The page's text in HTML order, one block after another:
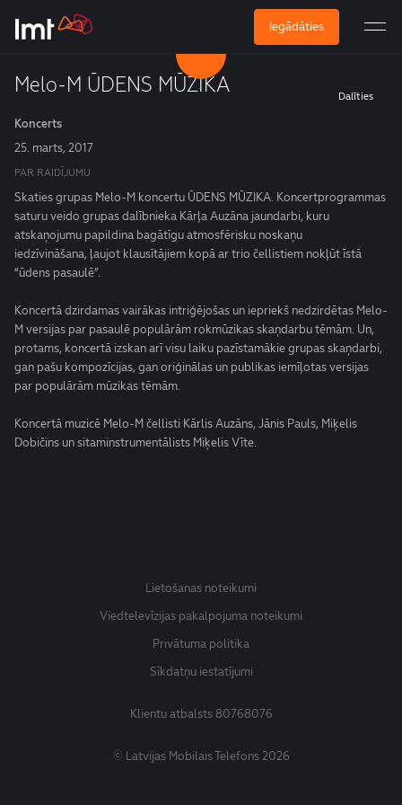
Iegādāties
Melo-M ŪDENS MŪZIKA Dalīties
Koncerts
25. marts, 2017
PAR RAIDĪJUMU
Skaties grupas Melo-M koncertu ŪDENS MŪZIKA. Koncertprogrammas
saturu veido grupas dalībnieka Kārļa Auzāna jaundarbi, kuru
atskaņojumu papildina bagātīgu atmosfērisku noskaņu
iedzīvināšana, ļaujot klausītājiem kopā ar trio čellistiem nokļūt īstā
“ūdens pasaulē”.
Koncertā dzirdamas vairākas intriģējošas un iepriekš nedzirdētas Melo-
M versijas par pasaulē populārām rokmūzikas skaņdarbu tēmām. Un,
protams, koncertā izskan arī visu laiku pazīstamākie grupas skaņdarbi,
gan pašu kompozīcijas, gan oriģinālas un publikas iemīļotas versijas
par populārām mūzikas tēmām.
Koncertā muzicē Melo-M čellisti Kārlis Auzāns, Jānis Pauls, Miķelis
Dobičins un sitaminstrumentālists Miķelis Vīte.
Lietošanas noteikumi
Viedtelevīzijas pakalpojuma noteikumi
Privātuma politika
Sīkdatņu iestatījumi
Klientu atbalsts80768076
© Latvijas Mobilais Telefons 2026